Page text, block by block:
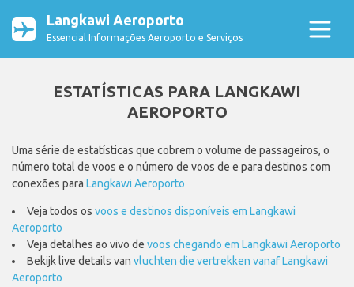
Langkawi Aeroporto
Essencial Informações Aeroporto e Serviços
ESTATÍSTICAS PARA LANGKAWI
AEROPORTO
Uma série de estatísticas que cobrem o volume de passageiros, o
número total de voos e o número de voos de e para destinos com
conexões para Langkawi Aeroporto
Veja todos os voos e destinos disponíveis em Langkawi
Aeroporto
Veja detalhes ao vivo de voos chegando em Langkawi Aeroporto
Bekijk live details van vluchten die vertrekken vanaf Langkawi
Aeroporto